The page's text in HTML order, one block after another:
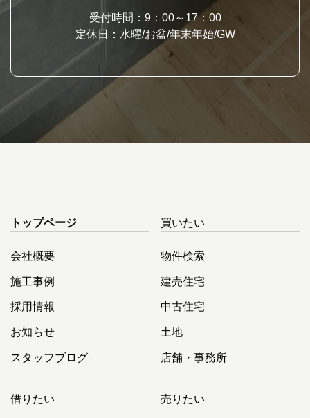
受付時間：9：00～17：00
定休日：水曜/お盆/年末年始/GW
トップページ
会社概要
施工事例
採用情報
お知らせ
スタッフブログ
買いたい
物件検索
建売住宅
中古住宅
土地
店舗・事務所
借りたい 売りたい